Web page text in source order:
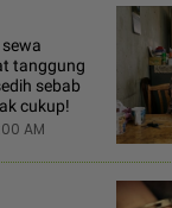
tanggung
sebab
cukup!
AM